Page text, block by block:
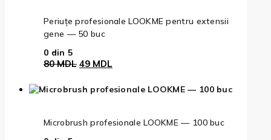
Periuțe profesionale LOOKME pentru extensii
gene — 50 buc
0 din 5
80MDL Prețul
a
fost:
49 MDL
este:
Microbrush profesionale LOOKME — 100 buc